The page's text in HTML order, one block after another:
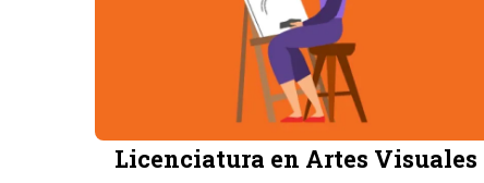
Licenciatura en Artes Visuales